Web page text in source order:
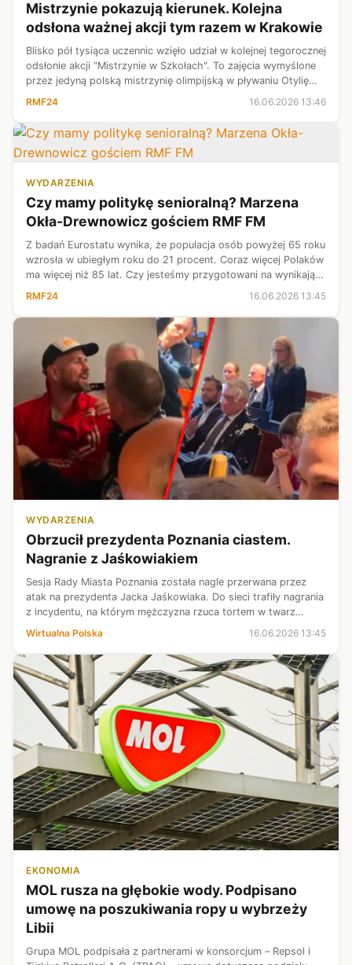
Mistrzynie pokazują kierunek. Kolejna
odsłona ważnej akcji tym razem w Krakowie
Blisko pół tysiąca uczennic wzięło udział w kolejnej tegorocznej
odsłonie akcji "Mistrzynie w Szkołach". To zajęcia wymyślone
przez jedyną polską mistrzynię olimpijską w pływaniu Otylię
RMF24 16.06.2026 13:46
WYDARZENIA
Czy mamy politykę senioralną? Marzena
Okła-Drewnowicz gościem RMF FM
Z badań Eurostatu wynika, że populacja osób powyżej 65 roku
wzrosła w ubiegłym roku do 21 procent. Coraz więcej Polaków
ma więcej niż 85 lat. Czy jesteśmy przygotowani na wynikające
RMF24 16.06.2026 13:45
WYDARZENIA
Obrzucił prezydenta Poznania ciastem.
Nagranie z Jaśkowiakiem
Sesja Rady Miasta Poznania została nagle przerwana przez
atak na prezydenta Jacka Jaśkowiaka. Do sieci trafiły nagrania
z incydentu, na którym mężczyzna rzuca tortem w twarz
polityka. - Pogrążasz to miasto - krzyczał.
Wirtualna Polska 16.06.2026 13:45
EKONOMIA
MOL rusza na głębokie wody. Podpisano
umowę na poszukiwania ropy u wybrzeży
Libii
Grupa MOL podpisała z partnerami w konsorcjum – Repsol i